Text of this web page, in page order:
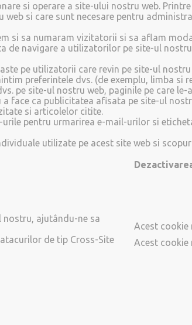
si operare a site-ului nostru web.
si care sunt necesare pentru
si sa numaram vizitatorii si sa aflam
de navigare a utilizatorilor pe site-ul
pe utilizatorii care revin pe site-ul
preferintele dvs. (de exemplu, limba si
pe site-ul nostru web, paginile pe care
face ca publicitatea afisata pe site-ul
si articolelor citite.
pentru urmarirea e-mail-urilor si
utilizate pe acest site web si
nostru, ajutându-ne sa
de tip Cross-Site
Acest cookie
Acest cookie